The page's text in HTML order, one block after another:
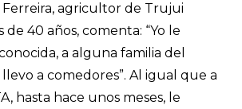
Ferreira, agricultor de Trujui
de 40 años, comenta: “Yo le
a alguna familia del
llevo a comedores”. Al igual que a
hasta hace unos meses, le